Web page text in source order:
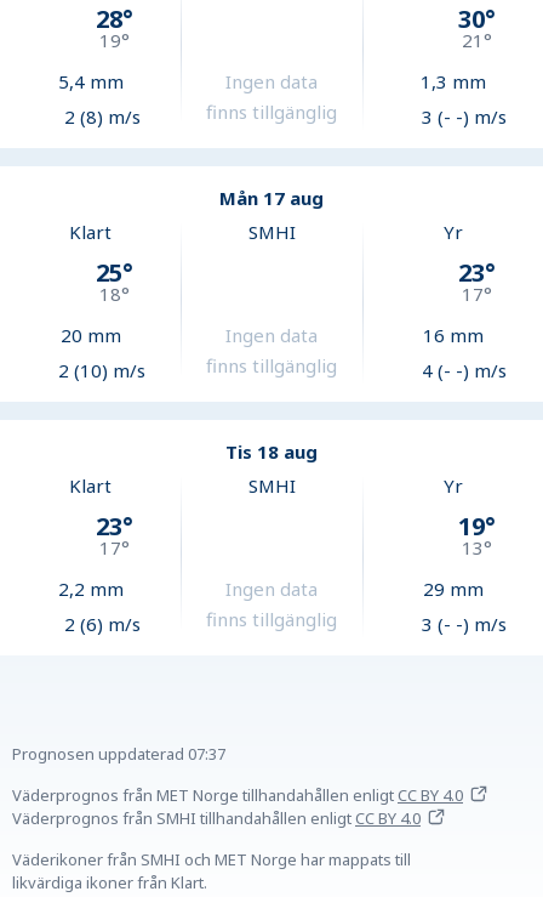
28°
19°
5,4mm
2 (8) m/s
Ingen data
finns tillgänglig
30°
21°
1,3 mm
3 (- -) m/s
Mån 17 aug
Klart
25°
18°
20 mm
2 (10) m/s
SMHI
Ingen data
finns tillgänglig
Yr
23°
17°
16 mm
4 (- -) m/s
Tis 18 aug
Klart
23°
17°
2,2 mm
2 (6) m/s
SMHI
Ingen data
finns tillgänglig
Yr
19°
13°
29 mm
3 (- -) m/s
Prognosen uppdaterad 07:37
Väderprognos från MET Norge tillhandahållen enligtCC BY 4.0
Väderprognos från SMHI tillhandahållen enligtCC BY 4.0
Väderikoner från SMHI och MET Norge har mappats till
likvärdiga ikoner från Klart.